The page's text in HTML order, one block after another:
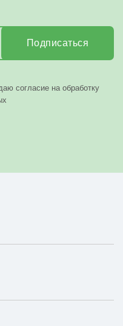
Подписаться
согласие на обработку